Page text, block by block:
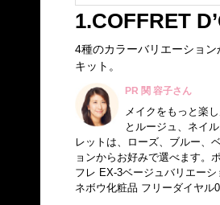
1.COFFRET
4種のカラーバリエーショ
キット。
PR 関 容子さん
メイクをもっと楽
とルージュ、ネイ
レットは、ローズ、ブルー、
ョンからお好みで選べます。
フレ EX-3ベージュバリエー
ネボウ化粧品 フリーダイヤ